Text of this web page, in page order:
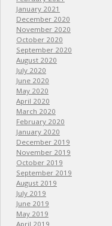
January 2021
December 2020
November 2020
October 2020
September 2020
August 2020
July 2020
June 2020
May 2020
April 2020
March 2020
February 2020
January 2020
December 2019
November 2019
October 2019
September 2019
August 2019
July 2019
June 2019
May 2019
April 2019